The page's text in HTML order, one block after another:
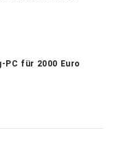
PC für 2000 Euro